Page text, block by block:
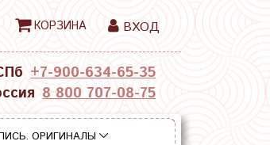
КОРЗИНА ВХОД
+7-900-634-65-35
8 800 707-08-75
ОРИГИНАЛЫ